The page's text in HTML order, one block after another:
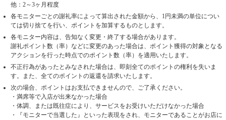
他：2～3ヶ月程度
各モニターごとの謝礼率によって算出された金額から、1円未満の単位につい
ては切り捨てを行い、ポイントを加算するものとします。
各モニター内容は、告知なく変更・終了する場合があります。
謝礼ポイント数（率）などに変更のあった場合は、ポイント獲得の対象となる
アクションを行った時点でのポイント数（率）を適用いたします。
不正行為があったとみなされた場合は、即刻全てのポイントの権利を失いま
す。また、全てのポイントの返還を請求いたします。
次の場合、ポイントはお支払できませんので、ご了承ください。
・満席等で入店が出来なかった場合
・体調、または既往症により、サービスをお受けいただけなかった場合
・『モニターで当選した』といった表現をされ、モニターであることがお店に